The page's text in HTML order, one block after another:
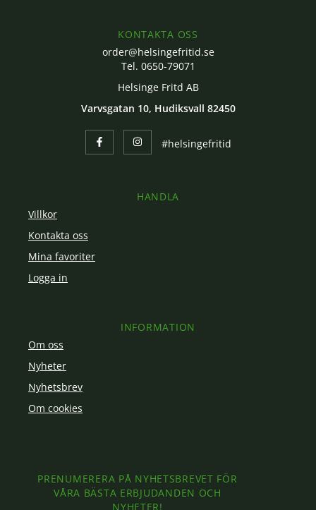
KONTAKTA OSS
order@helsingefritid.se
Tel. 0650-79071
Helsinge Fritd AB
Varvsgatan 10, Hudiksvall 82450
#helsingefritid
HANDLA
Villkor
Kontakta oss
Mina favoriter
Logga in
INFORMATION
Om oss
Nyheter
Nyhetsbrev
Om cookies
PRENUMERERA PÅ NYHETSBREVET FÖR
VÅRA BÄSTA ERBJUDANDEN OCH
NYHETER!